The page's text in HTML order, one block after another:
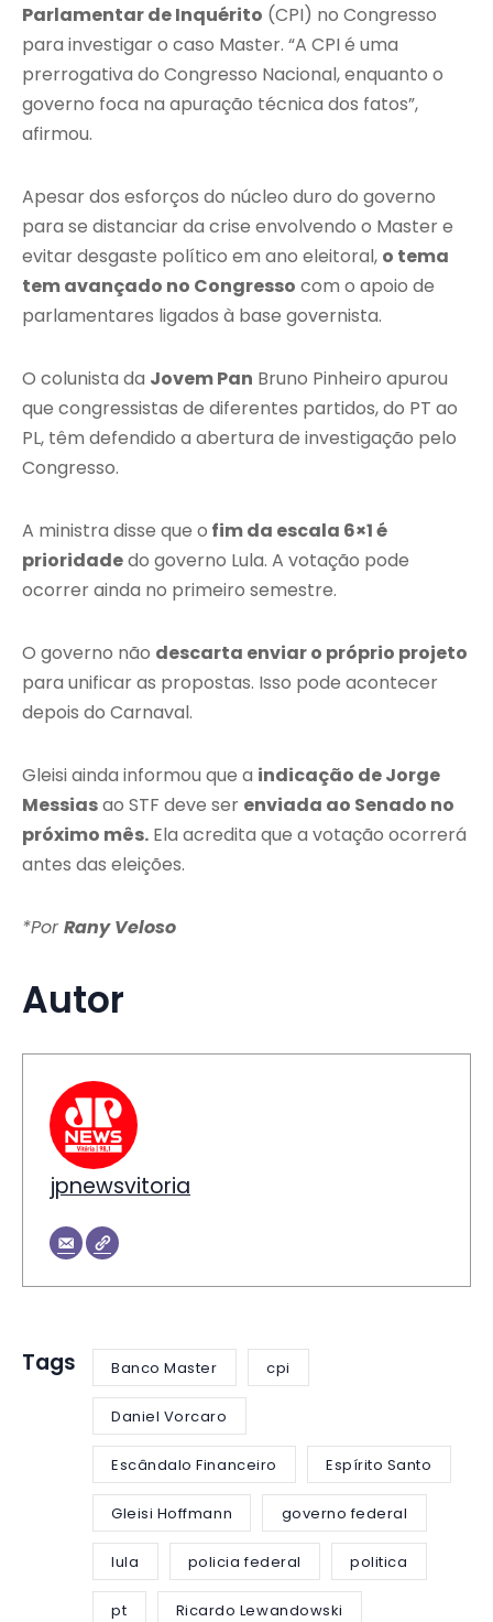
Parlamentar de Inquérito (CPI) no Congresso
para investigar o caso Master. “A CPI é uma
prerrogativa do Congresso Nacional, enquanto o
governo foca na apuração técnica dos fatos”,
afirmou.
Apesar dos esforços do núcleo duro do governo
para se distanciar da crise envolvendo o Master e
evitar desgaste político em ano eleitoral, o tema
tem avançado no Congresso com o apoio de
parlamentares ligados à base governista.
O colunista da Jovem Pan Bruno Pinheiro apurou
que congressistas de diferentes partidos, do PT ao
PL, têm defendido a abertura de investigação pelo
Congresso.
A ministra disse que o fim da escala 6×1 é
prioridadedo governo Lula. A votação pode
ocorrer ainda no primeiro semestre.
O governo não descarta enviar o próprio projeto
para unificar as propostas. Isso pode acontecer
depois do Carnaval.
Gleisi ainda informou que a indicação de Jorge
Messiasao STF deve ser enviada ao Senado no
próximo mês. Ela acredita que a votação ocorrerá
antes das eleições.
*PorRany Veloso
Autor
jpnewsvitoria
Tags Banco Master cpi
Daniel Vorcaro
Escândalo Financeiro Espírito Santo
Gleisi Hoffmann governo federal
lula policia federal politica
pt Ricardo Lewandowski